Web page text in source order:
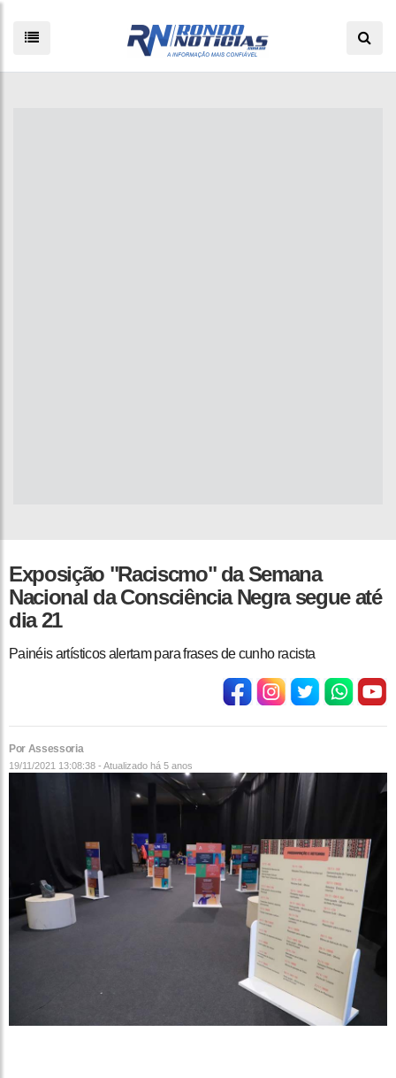
Exposição "Raciscmo" da Semana
Nacional da Consciência Negra segue até
dia 21
Painéis artísticos alertam para frases de cunho racista
Por Assessoria
19/11/2021 13:08:38 - Atualizado há 5 anos